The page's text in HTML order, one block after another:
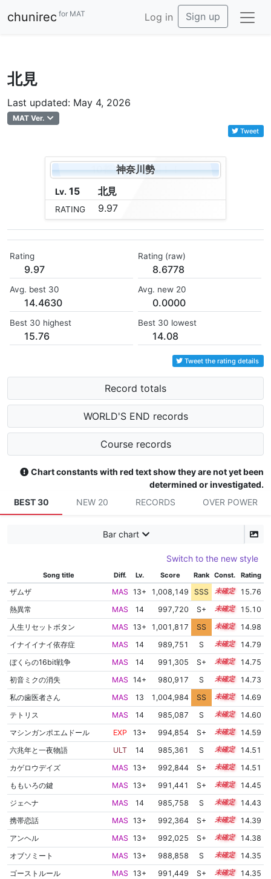
chunirec for MAT Log in Sign up
北見
Last updated: May 4, 2026
MAT Ver.
Tweet
神奈川勢
Lv. 15 北見
RATING 9.97
Rating
9.97
Rating (raw)
8.6778
Avg. best 30
14.4630
Avg. new 20
0.0000
Best 30 highest
15.76
Best 30 lowest
14.08
Tweet the rating details
Record totals
WORLD'S END records
Course records
Chart constants with red text show they are not yet been
determined or investigated.
BEST 30
NEW 20 RECORDS OVER POWER
Bar chart
Switch to the new style
Song title Diff. Lv. Score Rank Const. Rating
ザムザ MAS 13+ 1,008,149 SSS 13.7
15.76
熱異常
MAS 14 997,720 S+ 14.2
15.10
人生リセットボタン
MAS 13+ 1,001,817 SS 13.8
14.98
イナイイナイ依存症
MAS 14 989,751 S 14.2
14.79
ぼくらの16bit戦争
MAS 14 991,305 S+ 14.1
14.75
初音ミクの消失
MAS 14+ 980,917 S 14.5
14.73
私の歯医者さん
MAS 13 1,004,984 SS 13.2
14.69
テトリス
MAS 14 985,087 S 14.2
14.60
マシンガンポエムドール
EXP 13+ 994,854 S+ 13.8
14.59
六兆年と一夜物語
ULT 14 985,361 S 14.1
14.51
カゲロウデイズ
MAS 13+ 992,844 S+ 13.8
14.51
ももいろの鍵
MAS 13+ 991,441 S+ 13.8
14.45
ジェヘナ
MAS 14 985,758 S 14.0
14.43
携帯恋話
MAS 13+ 992,364 S+ 13.7
14.39
アンヘル
MAS 13+ 992,025 S+ 13.7
14.38
オブソミート
MAS 13+ 988,858 S 13.8
14.35
ゴーストルール
MAS 13+ 991,449 S+ 13.7
14.35